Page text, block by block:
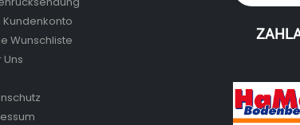
Kundenkonto
Wunschliste
Uns